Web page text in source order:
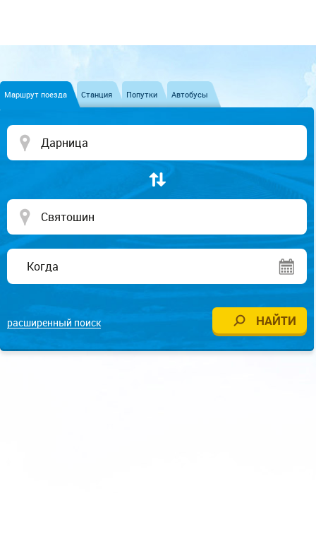
Маршрут поезда Станция Попутки Автобусы
расширенный поиск